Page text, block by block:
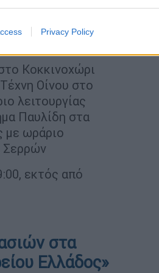
Privacy Policy
στη Σιθωνία |
στη
Κοκκινοχώρι
Οίνου στο
λειτουργίας
Παυλίδη στα
με ωράριο
Σερρών
εκτός από
στα
Ελλάδος»